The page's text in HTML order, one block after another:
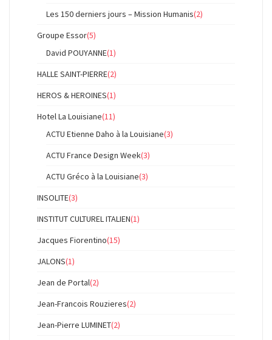
Les 150 derniers jours – Mission Humanis(2)
Groupe Essor(5)
David POUYANNE(1)
HALLE SAINT-PIERRE(2)
HEROS & HEROINES(1)
Hotel La Louisiane(11)
ACTU Etienne Daho à la Louisiane(3)
ACTU France Design Week(3)
ACTU Gréco à la Louisiane(3)
INSOLITE(3)
INSTITUT CULTUREL ITALIEN(1)
Jacques Fiorentino(15)
JALONS(1)
Jean de Portal(2)
Jean-Francois Rouzieres(2)
Jean-Pierre LUMINET(2)